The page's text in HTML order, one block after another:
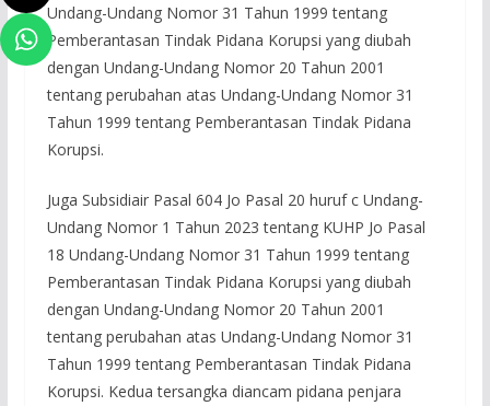
Undang-Undang Nomor 31 Tahun 1999 tentang
Pemberantasan Tindak Pidana Korupsi yang diubah
dengan Undang-Undang Nomor 20 Tahun 2001
tentang perubahan atas Undang-Undang Nomor 31
Tahun 1999 tentang Pemberantasan Tindak Pidana
Korupsi.
Juga Subsidiair Pasal 604 Jo Pasal 20 huruf c Undang-
Undang Nomor 1 Tahun 2023 tentang KUHP Jo Pasal
18 Undang-Undang Nomor 31 Tahun 1999 tentang
Pemberantasan Tindak Pidana Korupsi yang diubah
dengan Undang-Undang Nomor 20 Tahun 2001
tentang perubahan atas Undang-Undang Nomor 31
Tahun 1999 tentang Pemberantasan Tindak Pidana
Korupsi. Kedua tersangka diancam pidana penjara